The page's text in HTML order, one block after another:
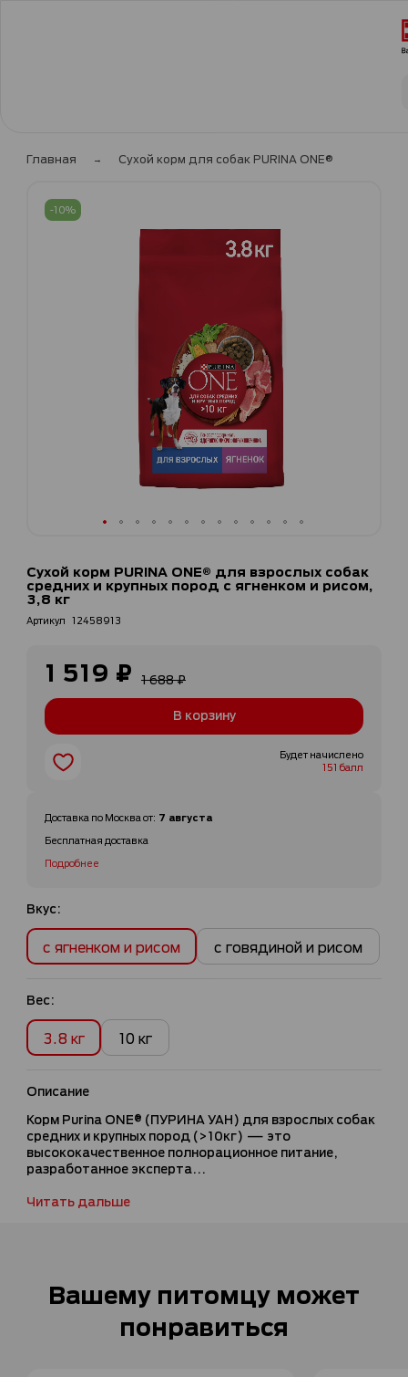
Главная Сухой корм для собак PURINA ONE®
-10%
перейти
началу
галереи
изображений
Сухой корм PURINA ONE® для взрослых собак
средних и крупных пород с ягненком и рисом,
3,8 кг
Артикул 12458913
Специальная
1 519 ₽ 1 688 ₽
В корзину
Будет начислено
151 балл
Доставка по Москваот: 7 августа
Бесплатная доставка
Подробнее
Вкус:
с ягненком и рисом с говядиной и рисом
Вес:
3.8 кг 10 кг
Описание
Корм Purina ONE® (ПУРИНА УАН) для взрослых собак
средних и крупных пород (>10кг) — это
высококачественное полнорационное питание,
разработанное эксперта...
Читать дальше
Вашему питомцу может
понравиться